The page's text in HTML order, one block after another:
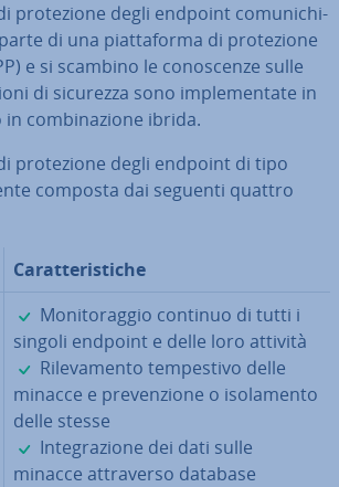
pro­te­zio­ne degli endpoint co­mu­ni­chi­
di una piat­ta­for­ma di pro­te­zio­ne
e si scambino le co­no­scen­ze sulle
di sicurezza sono im­ple­men­ta­te in
in com­bi­na­zio­ne ibrida.
pro­te­zio­ne degli endpoint di tipo
composta dai seguenti quattro
Ca­rat­te­ri­sti­che
✓
Mo­ni­to­rag­gio continuo di tutti i
singoli endpoint e delle loro attività
✓
Ri­le­va­men­to tem­pe­sti­vo delle
minacce e pre­ven­zio­ne o iso­la­men­to
delle stesse
✓
In­te­gra­zio­ne dei dati sulle
minacce at­tra­ver­so database